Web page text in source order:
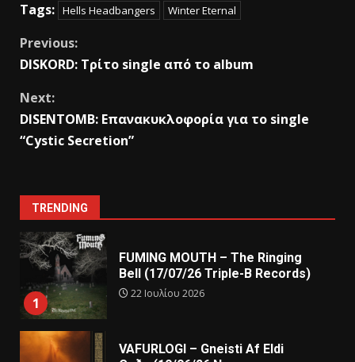
Tags: Hells Headbangers Winter Eternal
Previous:
DISKORD: Τρίτο single από το album
Next:
DISENTOMB: Επανακυκλοφορία για το single
“Cystic Secretion”
TRENDING
1
FUMING MOUTH – The Ringing
Bell (17/07/26 Triple-B Records)
22 Ιουλίου 2026
VAFURLOGI – Gneisti Af Eldi